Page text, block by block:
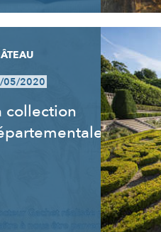
05/2020
collection